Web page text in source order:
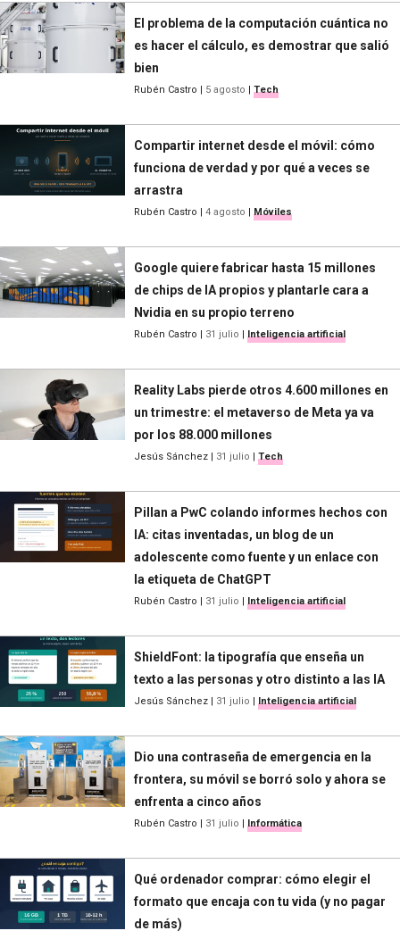
El problema de la computación cuántica no
es hacer el cálculo, es demostrar que salió
bien
Rubén Castro 5 agosto Tech
Compartir internet desde el móvil: cómo
funciona de verdad y por qué a veces se
arrastra
Rubén Castro 4 agosto Móviles
Google quiere fabricar hasta 15 millones
de chips de IA propios y plantarle cara a
Nvidia en su propio terreno
Rubén Castro 31 julio Inteligencia artificial
Reality Labs pierde otros 4.600 millones en
un trimestre: el metaverso de Meta ya va
por los 88.000 millones
Jesús Sánchez 31 julio Tech
Pillan a PwC colando informes hechos con
IA: citas inventadas, un blog de un
adolescente como fuente y un enlace con
la etiqueta de ChatGPT
Rubén Castro 31 julio Inteligencia artificial
ShieldFont: la tipografía que enseña un
texto a las personas y otro distinto a las IA
Jesús Sánchez 31 julio Inteligencia artificial
Dio una contraseña de emergencia en la
frontera, su móvil se borró solo y ahora se
enfrenta a cinco años
Rubén Castro 31 julio Informática
Qué ordenador comprar: cómo elegir el
formato que encaja con tu vida (y no pagar
de más)